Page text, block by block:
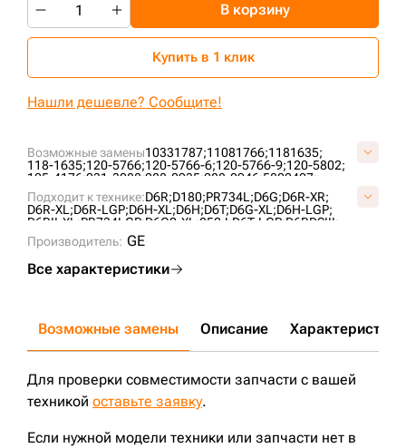
Возможные замены10331787;11081766;1181635;
118-1635;120-5766;120-5766-6;120-5766-9;120-5802;
125-4176;231-3088;288-0935;288-0946;5802407;
6T0727;
76090855;7T4107;AT322778;
B01060L0M00;CR4298;CR5478;CR6089;UG189C4T;
VB0106L0;VCR6089V;
Подходит к технике:D6R;D180;PR734L;D6G;D6R-XR;
D6R-XL;D6R-LGP;D6H-XL;D6H;D6T;D6G-XL;D6H-LGP;
D6RII-XL;PR734LGP;D6G2-XL;850J;D6T-LGP;D6RDSIII;
PR732L;
CASE2050M;
Производитель: GE
Все характеристики
В корзину
Купить в 1 клик
Нашли дешевле? Сообщите!
Возможные замены Описание Характеристики
Для проверки совместимости запчасти с вашей
техникой оставьте заявку.
Если нужной модели техники или запчасти нет в